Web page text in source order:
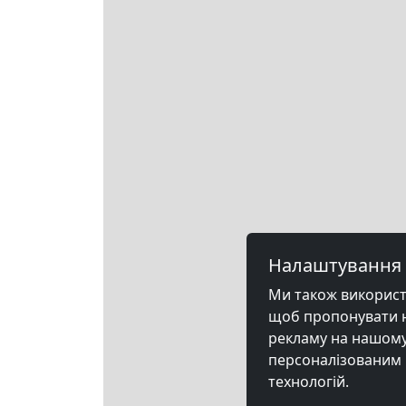
Налаштування
Ми також
щоб пропонувати
рекламу на нашому
технологій.